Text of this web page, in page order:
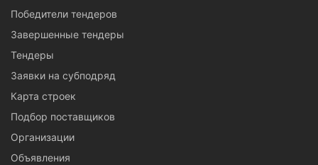
которых проходят торги.
Победители тендеров
Завершенные тендеры
Тендеры
Заявки на субподряд
Карта строек
Подбор поставщиков
Организации
Объявления